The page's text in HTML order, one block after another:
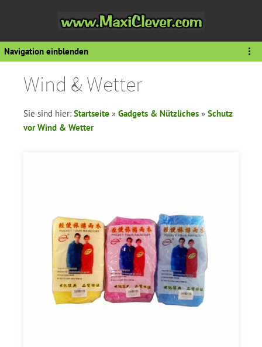
Navigation einblenden
Wind & Wetter
Sie sind hier: Startseite » Gadgets & Nützliches » Schutz
vor Wind & Wetter